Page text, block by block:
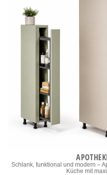
Schlank, funktional und modern –
Küche mit